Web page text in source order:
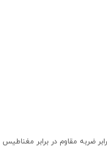
ضربه مقاوم در برابر مغناطیس